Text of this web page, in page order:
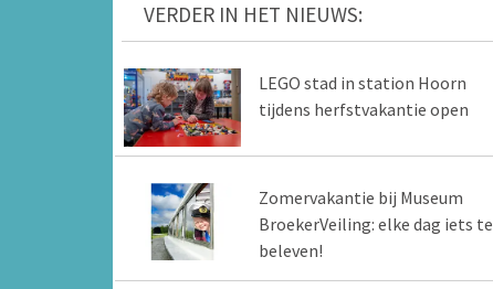
VERDER IN HET NIEUWS:
LEGO stad in station Hoorn
tijdens herfstvakantie open
Zomervakantie bij Museum
BroekerVeiling: elke dag iets te
beleven!